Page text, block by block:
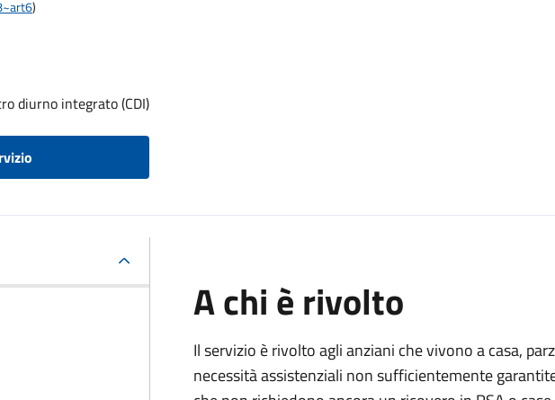
)
diurno integrato (CDI)
A chi è rivolto
Il servizio è rivolto agli anziani che vivono a casa,
necessità assistenziali non sufficientemente